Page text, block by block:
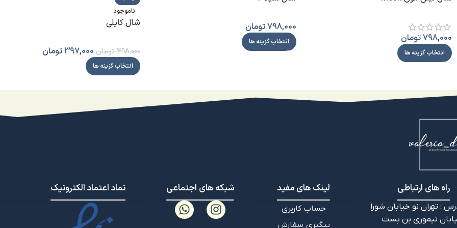
798,000تومان
انتخاب گزینه ها
798,000تومان
انتخاب گزینه ها
ناموجود
شال کایلی
498,000تومان 397,000تومان
انتخاب گزینه ها
راه های ارتباطی
: تهران نو خیابان شورا
تيموري بن بست
لینک های مفید
حساب کاربری
پیگیری سفارش
شبکه های اجتماعی نماد اعتماد الکترونیک